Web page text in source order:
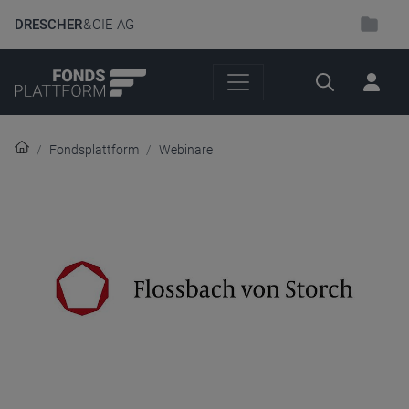
DRESCHER& CIE AG
Suche
Fondsplattform Webinare